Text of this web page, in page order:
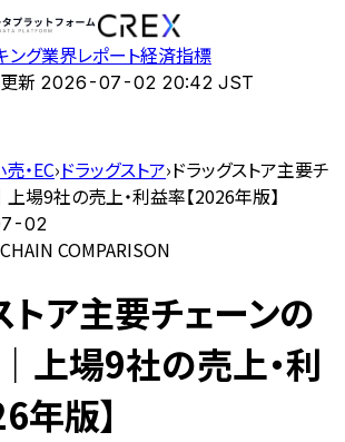
ング業界レポート経済指標
新 2026-07-02 20:42 JST
売・EC›ドラッグストア›ドラッグストア主要チ
場9社の売上・利益率【2026年版】
02
COMPARISON
トア主要チェーンの
上場9社の売上・利
年版】